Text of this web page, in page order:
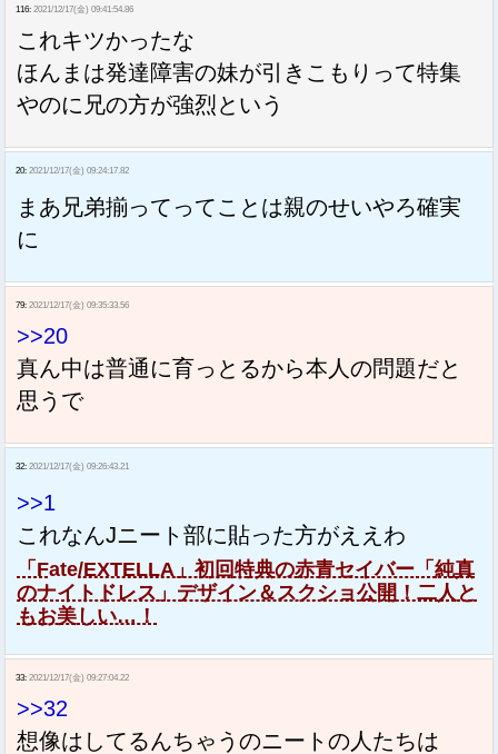
116: 2021/12/17(金) 09:41:54.86
これキツかったな
ほんまは発達障害の妹が引きこもりって特集
やのに兄の方が強烈という
20: 2021/12/17(金) 09:24:17.82
まあ兄弟揃ってってことは親のせいやろ確実
に
79: 2021/12/17(金) 09:35:33.56
>>20
真ん中は普通に育っとるから本人の問題だと
思うで
32: 2021/12/17(金) 09:26:43.21
>>1
これなんJニート部に貼った方がええわ
「Fate/EXTELLA」初回特典の赤青セイバー「純真
のナイトドレス」デザイン＆スクショ公開！二人と
もお美しい…！
33: 2021/12/17(金) 09:27:04.22
>>32
想像はしてるんちゃうのニートの人たちは